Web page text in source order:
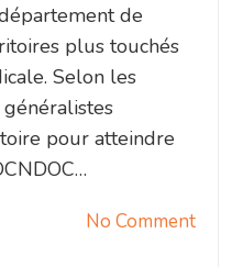
de
plus touchés
Selon les
pour atteindre
No Comment